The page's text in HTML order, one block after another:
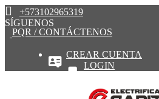
+573102965319
SÍGUENOS
PQR / CONTÁCTENOS
CREAR CUENTA
LOGIN